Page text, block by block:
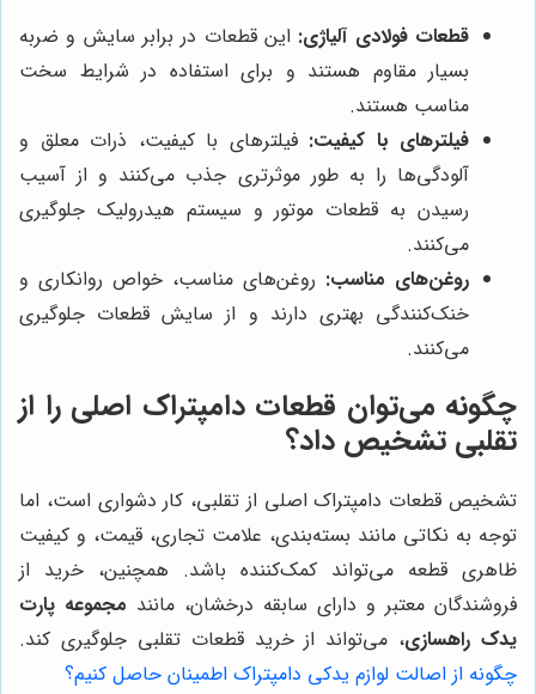
قطعات فولادی آلیاژی: این قطعات در برابر سایش و ضربه
بسیار مقاوم هستند و برای استفاده در شرایط سخت
مناسب هستند.
فیلترهای با کیفیت: فیلترهای با کیفیت، ذرات معلق و
آلودگی‌ها را به طور موثرتری جذب می‌کنند و از آسیب
رسیدن به قطعات موتور و سیستم هیدرولیک جلوگیری
می‌کنند.
روغن‌های مناسب: روغن‌های مناسب، خواص روانکاری و
خنک‌کنندگی بهتری دارند و از سایش قطعات جلوگیری
می‌کنند.
چگونه می‌توان قطعات دامپتراک اصلی را از
تقلبی تشخیص داد؟
تشخیص قطعات دامپتراک اصلی از تقلبی، کار دشواری است، اما
توجه به نکاتی مانند بسته‌بندی، علامت تجاری، قیمت، و کیفیت
ظاهری قطعه می‌تواند کمک‌کننده باشد. همچنین، خرید از
فروشندگان معتبر و دارای سابقه درخشان، مانند مجموعه پارت
یدک راهسازی، می‌تواند از خرید قطعات تقلبی جلوگیری کند.
چگونه از اصالت لوازم یدکی دامپتراک اطمینان حاصل کنیم؟